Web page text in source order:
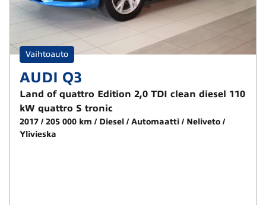
Vaihtoauto
AUDI Q3
Land of quattro Edition 2,0 TDI clean diesel 110
kW quattro S tronic
2017 205 000 km Diesel Automaatti
Neliveto
Ylivieska